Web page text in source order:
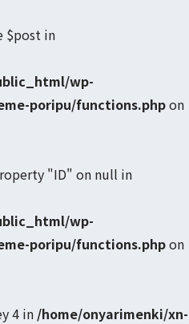
$post in
wp-
poripu/functions.phpon
"ID" on null in
wp-
poripu/functions.phpon
4 in /home/onyarimenki/xn-